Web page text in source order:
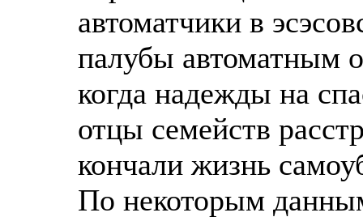
автоматчики в
палубы автоматным
когда надежды на
отцы семейств
кончали жизнь
По некоторым